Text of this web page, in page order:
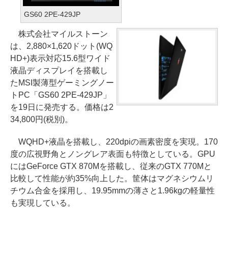
GS60 2PE-429JP
株式会社マイルストーン
は、2,880×1,620ドット(WQ
HD+)表示対応15.6型ワイド
液晶ディスプレイを搭載し
たMSI製薄型ゲーミングノー
トPC「GS60 2PE-429JP」
を19日に発売する。価格は2
34,800円(税別)。
WQHD+液晶を搭載し、220dpiの画素密度を実現。170
度の広視野角とノングレア表面も特徴としている。GPU
にはGeForce GTX 870Mを搭載し、従来のGTX 770Mと
比較して性能が約35%向上した。筐体はマグネシウムリ
チウム合金を採用し、19.95mmの薄さと1.96kgの軽量性
も実現している。